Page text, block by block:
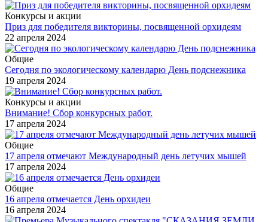
Конкурсы и акции
Приз для победителя викторины, посвященной орхидеям
22 апреля 2024
Общие
Сегодня по экологическому календарю День подснежника
19 апреля 2024
Конкурсы и акции
Внимание! Сбор конкурсных работ.
17 апреля 2024
Общие
17 апреля отмечают Международный день летучих мышей
17 апреля 2024
Общие
16 апреля отмечается День орхидеи
16 апреля 2024